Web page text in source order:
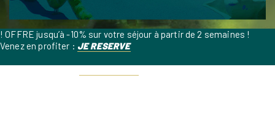
! OFFRE jusqu’à -10% sur votre séjour à partir de 2 semaines !
Venez en profiter : JE RESERVE